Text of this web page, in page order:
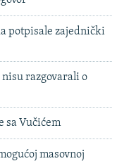
potpisale zajednički
razgovarali o
sa Vučićem
masovnoj